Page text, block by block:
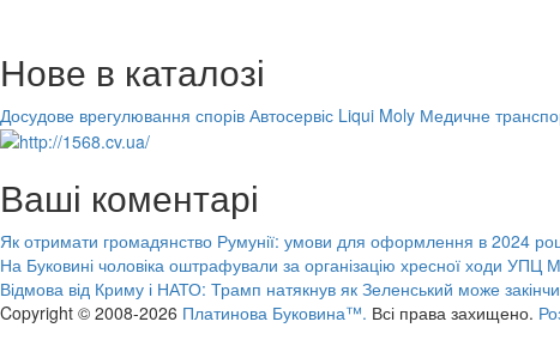
Нове в каталозі
Досудове врегулювання спорів Автосервіс Liqui Moly Медичне
Ваші коментарі
Як отримати громадянство Румунії: умови для оформлення в 2024
На Буковині чоловіка оштрафували за організацію хресної ходи УПЦ
Відмова від Криму і НАТО: Трамп натякнув як Зеленський може
Copyright © 2008-2026 Платинова Буковина™. Всі права захищено.